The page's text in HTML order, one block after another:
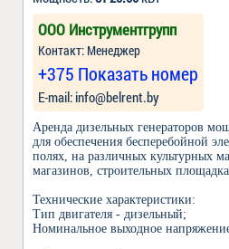
ООО Инструментгрупп
Контакт: Менеджер
+375 Показать номер
Е-mail: info@belrent.by
Аренда дизельных генераторов
для обеспечения бесперебойной
полях, на различных культурных
магазинов, строительных
Технические характеристики:
Тип двигателя - дизельный;
Номинальное выходное